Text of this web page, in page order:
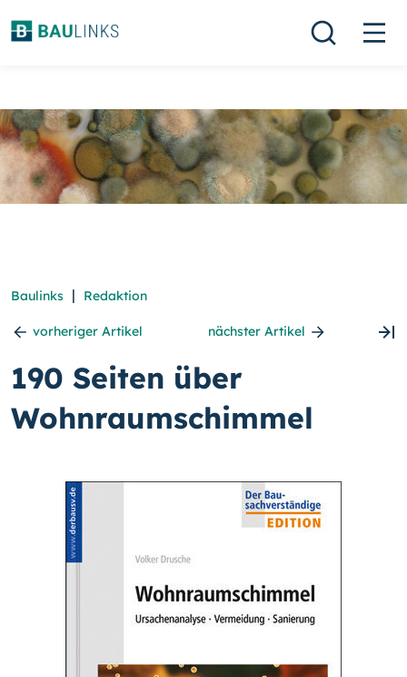
Baulinks | Redaktion
vorheriger Artikel nächster Artikel
190 Seiten über
Wohnraumschimmel